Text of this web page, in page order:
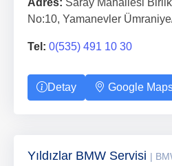
Adres: Saray Mahallesi
No:10, Yamanevler
Tel: 0(535) 491 10 30
Detay Google
Yıldızlar BMW Servisi |